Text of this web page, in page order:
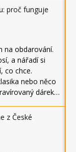
proč funguje
na obdarování.
a nářadí si
co chce.
nebo něco
dárek…
z České